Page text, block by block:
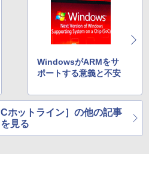
WindowsがARMをサ
ポートする意義と不安
ホットライン］の他の記事
を見る